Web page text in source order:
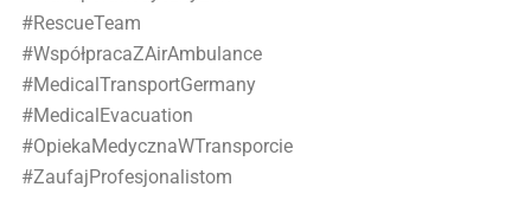
#RescueTeam
#WspółpracaZAirAmbulance
#MedicalTransportGermany
#MedicalEvacuation
#OpiekaMedycznaWTransporcie
#ZaufajProfesjonalistom